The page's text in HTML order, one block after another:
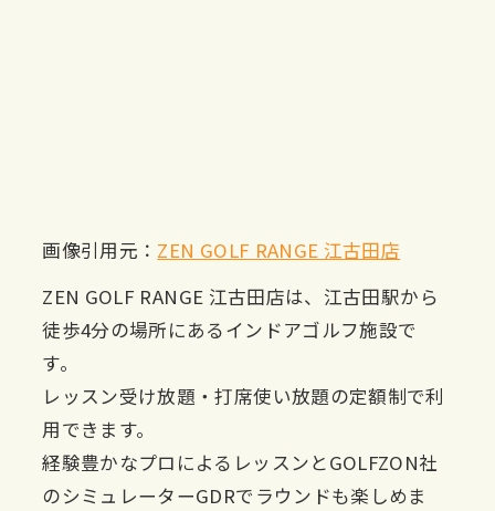
画像引用元： ZEN GOLF RANGE 江古田店
ZEN GOLF RANGE 江古田店は、江古田駅から
徒歩4分の場所にあるインドアゴルフ施設で
す。
レッスン受け放題・打席使い放題の定額制で利
用できます。
経験豊かなプロによるレッスンとGOLFZON社
のシミュレーターGDRでラウンドも楽しめま